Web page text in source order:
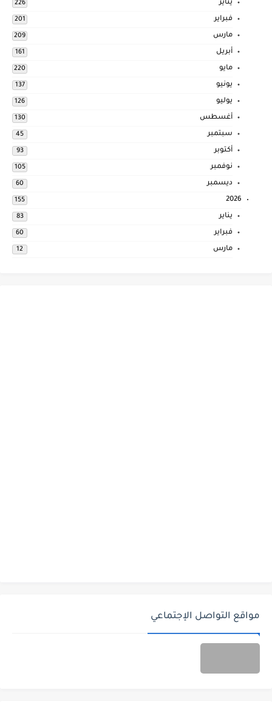
يناير 226
فبراير 201
مارس 209
أبريل 161
مايو 220
يونيو 137
يوليو 126
أغسطس 130
سبتمبر 45
أكتوبر 93
نوفمبر 105
ديسمبر 60
2026
155
يناير 83
فبراير 60
مارس 12
مواقع التواصل الإجتماعي